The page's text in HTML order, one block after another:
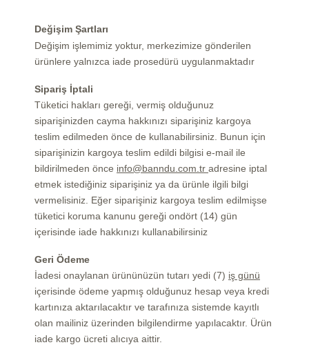
Değişim Şartları
Değişim işlemimiz yoktur, merkezimize gönderilen
ürünlere yalnızca iade prosedürü uygulanmaktadır
Sipariş İptali
Tüketici hakları gereği, vermiş olduğunuz
siparişinizden cayma hakkınızı siparişiniz kargoya
teslim edilmeden önce de kullanabilirsiniz. Bunun için
siparişinizin kargoya teslim edildi bilgisi e-mail ile
bildirilmeden önce info@banndu.com.tr adresine iptal
etmek istediğiniz siparişiniz ya da ürünle ilgili bilgi
vermelisiniz. Eğer siparişiniz kargoya teslim edilmişse
tüketici koruma kanunu gereği ondört (14) gün
içerisinde iade hakkınızı kullanabilirsiniz
Geri Ödeme
İadesi onaylanan ürününüzün tutarı yedi (7) iş günü
içerisinde ödeme yapmış olduğunuz hesap veya kredi
kartınıza aktarılacaktır ve tarafınıza sistemde kayıtlı
olan mailiniz üzerinden bilgilendirme yapılacaktır. Ürün
iade kargo ücreti alıcıya aittir.